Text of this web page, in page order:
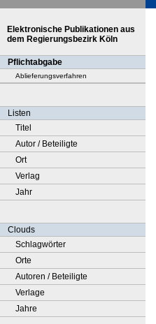
Elektronische Publikationen aus
dem Regierungsbezirk Köln
Pflichtabgabe
Ablieferungsverfahren
Listen
Titel
Autor / Beteiligte
Ort
Verlag
Jahr
Clouds
Schlagwörter
Orte
Autoren / Beteiligte
Verlage
Jahre